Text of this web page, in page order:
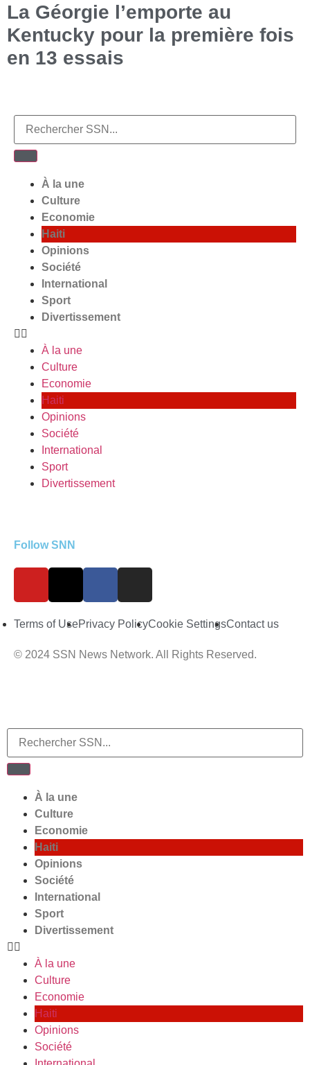
La Géorgie l’emporte au
Kentucky pour la première fois
en 13 essais
À la une
Culture
Economie
Haiti
Opinions
Société
International
Sport
Divertissement
À la une
Culture
Economie
Haiti
Opinions
Société
International
Sport
Divertissement
Follow SNN
Terms of UsePrivacy PolicyCookie SettingsContact us
© 2024 SSN News Network. All Rights Reserved.
À la une
Culture
Economie
Haiti
Opinions
Société
International
Sport
Divertissement
À la une
Culture
Economie
Haiti
Opinions
Société